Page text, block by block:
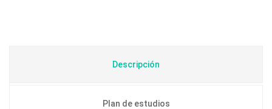
Descripción
Plan de estudios